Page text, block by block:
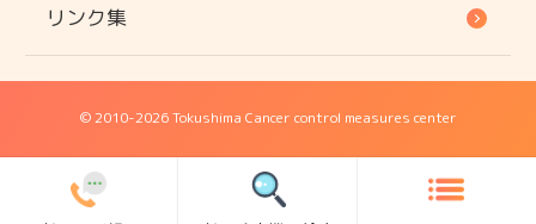
リンク集
© 2010-2026 Tokushima Cancer control measures center